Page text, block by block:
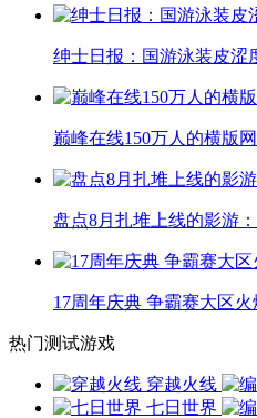
绅士日报：国游泳装皮涩
巅峰在线150万人的横版
盘点8月扎堆上线的影游
17周年庆典 争霸赛大区火
热门测试游戏
穿越火线
七日世界